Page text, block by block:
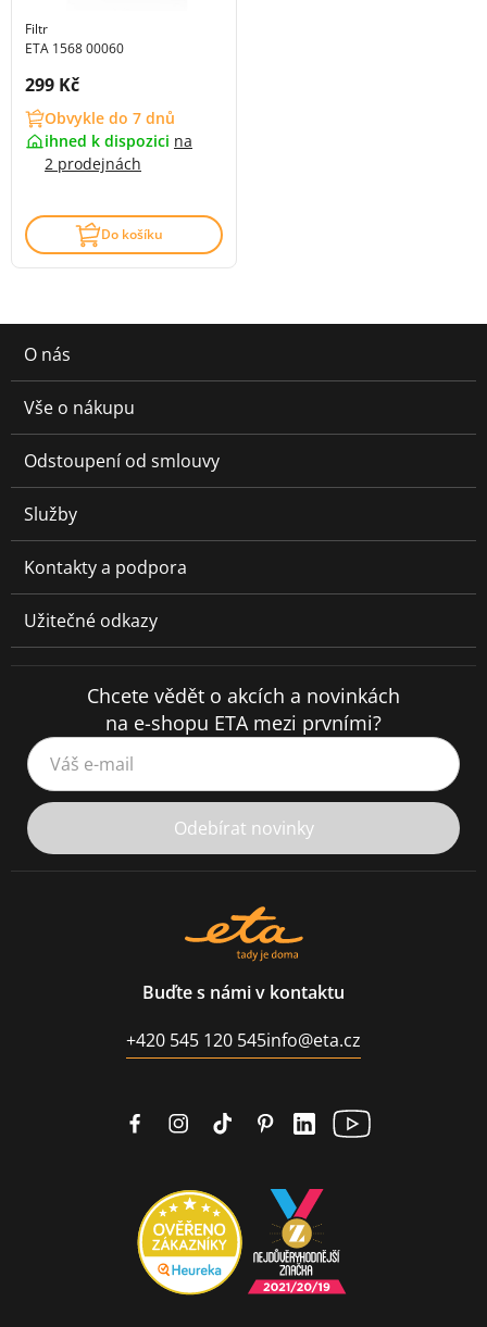
Filtr
ETA 1568 00060
Cena s DPH:
299 Kč
Obvykle do 7 dnů
ihned k dispozici na
2 prodejnách
Do košíku
O nás
Vše o nákupu
Odstoupení od smlouvy
Služby
Kontakty a podpora
Užitečné odkazy
Chcete vědět o akcích a novinkách
na e-shopu ETA mezi prvními?
Váš e-mail
Odebírat novinky
Buďte s námi v kontaktu
+420 545 120 545info@eta.cz